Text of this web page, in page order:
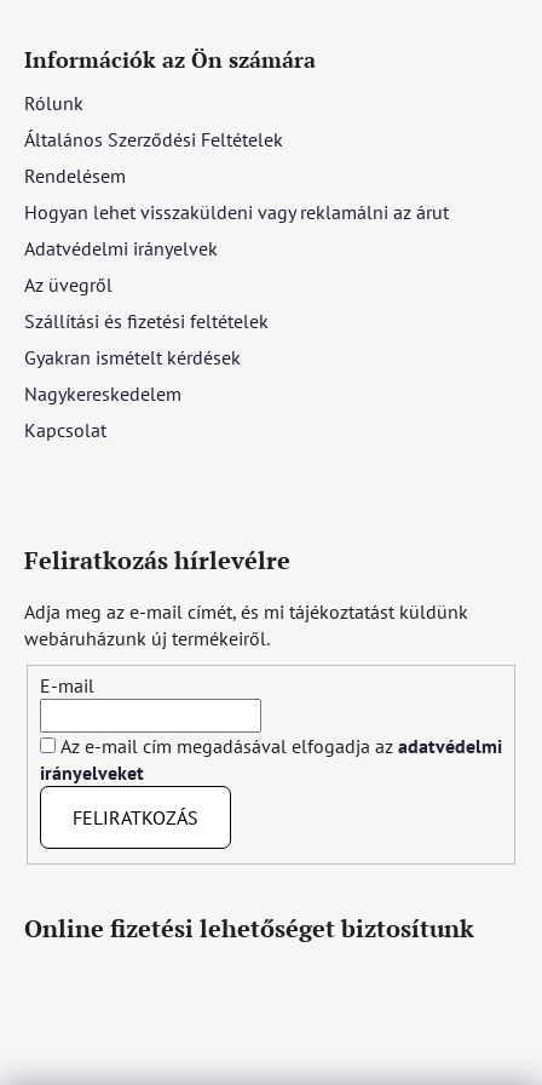
Információk az Ön számára
Rólunk
Általános Szerződési Feltételek
Rendelésem
Hogyan lehet visszaküldeni vagy reklamálni az árut
Adatvédelmi irányelvek
Az üvegről
Szállítási és fizetési feltételek
Gyakran ismételt kérdések
Nagykereskedelem
Kapcsolat
Feliratkozás hírlevélre
Adja meg az e-mail címét, és mi tájékoztatást küldünk
webáruházunk új termékeiről.
E-mail
Az e-mail cím megadásával elfogadja az adatvédelmi
irányelveket
FELIRATKOZÁS
Online fizetési lehetőséget biztosítunk